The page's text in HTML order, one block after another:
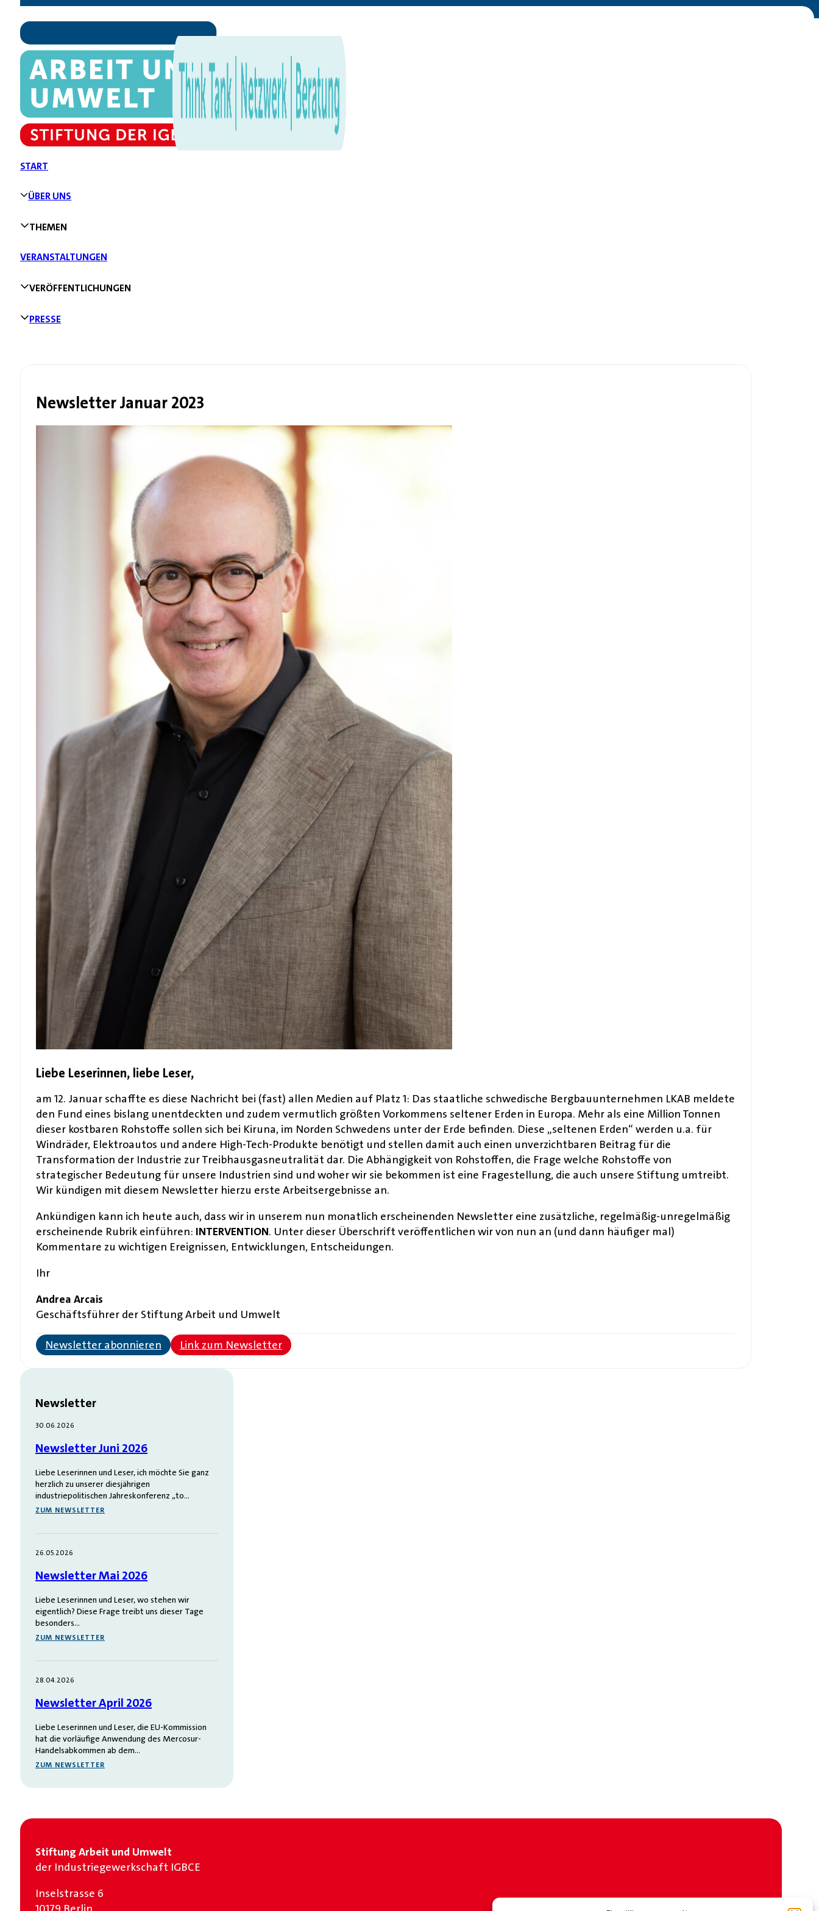
START
ÜBER UNS
THEMEN
VERANSTALTUNGEN
VERÖFFENTLICHUNGEN
PRESSE
Newsletter Januar 2023
Liebe Leserinnen, liebe Leser,
am 12. Januar schaffte es diese Nachricht bei (fast) allen Medien auf Platz 1: Das staatliche schwedische Bergbauunternehmen LKAB meldete
den Fund eines bislang unentdeckten und zudem vermutlich größten Vorkommens seltener Erden in Europa. Mehr als eine Million Tonnen
dieser kostbaren Rohstoffe sollen sich bei Kiruna, im Norden Schwedens unter der Erde befinden. Diese „seltenen Erden“ werden u.a. für
Windräder, Elektroautos und andere High-Tech-Produkte benötigt und stellen damit auch einen unverzichtbaren Beitrag für die
Transformation der Industrie zur Treibhausgasneutralität dar. Die Abhängigkeit von Rohstoffen, die Frage welche Rohstoffe von
strategischer Bedeutung für unsere Industrien sind und woher wir sie bekommen ist eine Fragestellung, die auch unsere Stiftung umtreibt.
Wir kündigen mit diesem Newsletter hierzu erste Arbeitsergebnisse an.
Ankündigen kann ich heute auch, dass wir in unserem nun monatlich erscheinenden Newsletter eine zusätzliche, regelmäßig-unregelmäßig
erscheinende Rubrik einführen: INTERVENTION. Unter dieser Überschrift veröffentlichen wir von nun an (und dann häufiger mal)
Kommentare zu wichtigen Ereignissen, Entwicklungen, Entscheidungen.
Ihr
Andrea Arcais
Geschäftsführer der Stiftung Arbeit und Umwelt
Newsletter abonnieren Link zum Newsletter
Newsletter
30.06.2026
Newsletter Juni 2026
Liebe Leserinnen und Leser, ich möchte Sie ganz
herzlich zu unserer diesjährigen
industriepolitischen Jahreskonferenz „to…
ZUM NEWSLETTER
26.05.2026
Newsletter Mai 2026
Liebe Leserinnen und Leser, wo stehen wir
eigentlich? Diese Frage treibt uns dieser Tage
besonders…
ZUM NEWSLETTER
28.04.2026
Newsletter April 2026
Liebe Leserinnen und Leser, die EU-Kommission
hat die vorläufige Anwendung des Mercosur-
Handelsabkommen ab dem…
ZUM NEWSLETTER
Stiftung Arbeit und Umwelt
der Industrie­gewerkschaft IGBCE
Inselstrasse 6